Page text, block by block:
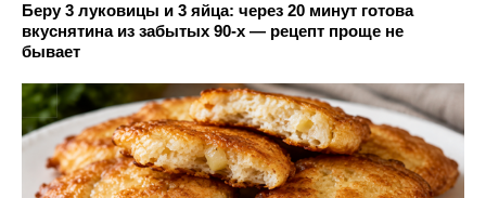
Беру 3 луковицы и 3 яйца: через 20 минут готова
вкуснятина из забытых 90-х — рецепт проще не
бывает